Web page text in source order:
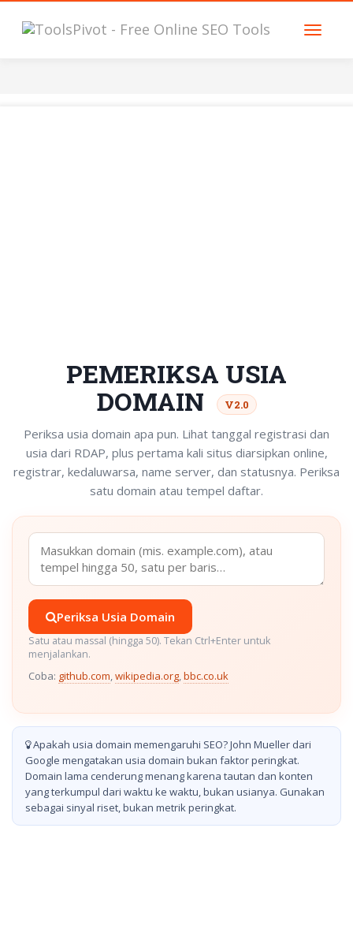
PEMERIKSA USIA
DOMAIN
V2.0
Periksa usia domain apa pun. Lihat tanggal registrasi dan
usia dari RDAP, plus pertama kali situs diarsipkan online,
registrar, kedaluwarsa, name server, dan statusnya. Periksa
satu domain atau tempel daftar.
Periksa Usia Domain
Satu atau massal (hingga 50). Tekan Ctrl+Enter untuk
menjalankan.
Coba: github.com,wikipedia.org,bbc.co.uk
Apakah usia domain memengaruhi SEO? John Mueller dari
Google mengatakan usia domain bukan faktor peringkat.
Domain lama cenderung menang karena tautan dan konten
yang terkumpul dari waktu ke waktu, bukan usianya. Gunakan
sebagai sinyal riset, bukan metrik peringkat.